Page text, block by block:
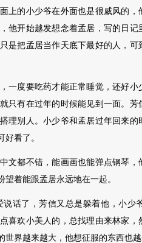
的小少爷在外面也是很威风的，
他开始越发想念着孟居，写的日记
是把孟居当作天底下最好的人，
度要吃药才能正常睡觉，还好小
只有在过年的时候能见到一面。
理别人。小少爷和孟居过年回来
看了。
都不错，能画画也能弹点钢琴，
着能跟孟居永远地在一起。
了，芳信又总是躲着他，小少
喜欢小美人的，总找理由来林家
界越来越大，他想征服的东西也越